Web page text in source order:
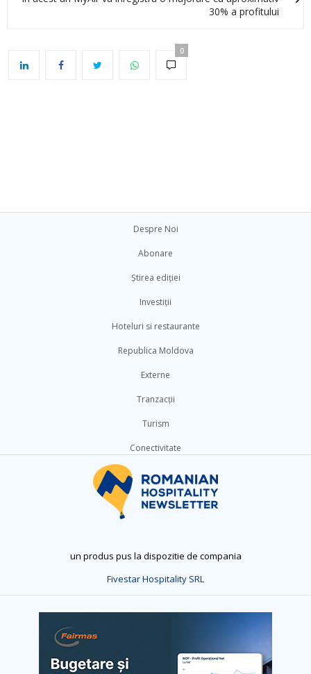
30% a profitului
0
Despre Noi
Abonare
Știrea ediției
Investiții
Hoteluri si restaurante
Republica Moldova
Externe
Tranzacții
Turism
Conectivitate
un produs pus la dispozitie de compania
Fivestar Hospitality SRL